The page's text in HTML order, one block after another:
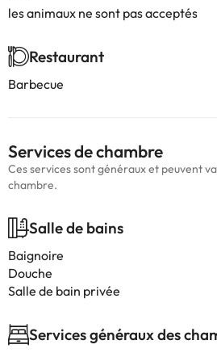
les animaux ne sont pas acceptés
Restaurant
Barbecue
Services de chambre
Ces services sont généraux et peuvent
chambre.
Salle de bains
Baignoire
Douche
Salle de bain privée
Services généraux des